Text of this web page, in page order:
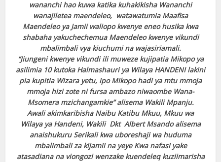
wananchi hao kuwa katika kuhakikisha Wananchi
wanajiletea maendeleo, watawatumia Maafisa
Maendeleo ya Jamii waliopo kwenye eneo husika kwa
shabaha yakuchechemua Maendeleo kwenye vikundi
mbalimbali vya kiuchumi na wajasiriamali.
“Jiungeni kwenye vikundi ili muweze kujipatia Mikopo ya
asilimia 10 kutoka Halmashauri ya Wilaya HANDENI lakini
pia kupitia Wizara yetu, ipo Mikopo hadi ya mtu mmoja
mmoja hizi zote ni fursa ambazo niwaombe Wana-
Msomera mzichangamkie” alisema Wakili Mpanju.
Awali akimkaribisha Naibu Katibu Mkuu, Mkuu wa
Wilaya ya Handeni, Wakili Dkt Albert Msando alisema
anaishukuru Serikali kwa uboreshaji wa huduma
mbalimbali za kijamii na yeye Kwa nafasi yake
atasadiana na viongozi wenzake kuendeleq kuziimarisha